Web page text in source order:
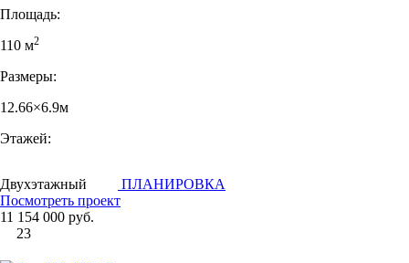
Площадь:
110 м2
Размеры:
12.66×6.9м
Этажей:
Двухэтажный
ПЛАНИРОВКА
Посмотреть проект
11 154 000 руб.
23